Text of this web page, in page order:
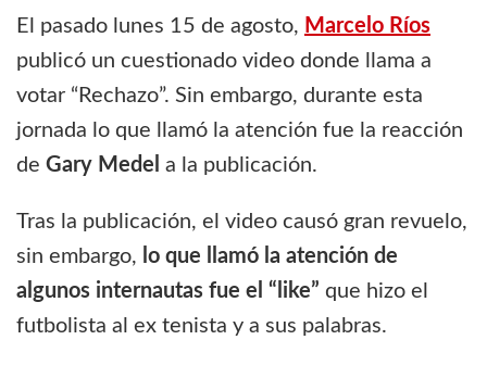
El pasado lunes 15 de agosto, Marcelo Ríos
publicó un cuestionado video donde llama a
votar “Rechazo”. Sin embargo, durante esta
jornada lo que llamó la atención fue la reacción
de Gary Medel a la publicación.
Tras la publicación, el video causó gran revuelo,
sin embargo, lo que llamó la atención de
algunos internautas fue el “like” que hizo el
futbolista al ex tenista y a sus palabras.